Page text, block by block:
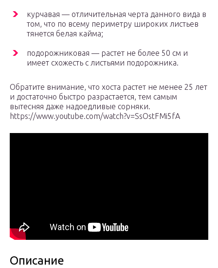
курчавая — отличительная черта данного вида в
том, что по всему периметру широких листьев
тянется белая кайма;
подорожниковая — растет не более 50 см и
имеет схожесть с листьями подорожника.
Обратите внимание, что хоста растет не менее 25 лет
и достаточно быстро разрастается, тем самым
вытесняя даже надоедливые сорняки.
https://www.youtube.com/watch?v=SsOstFMi5fA
Описание